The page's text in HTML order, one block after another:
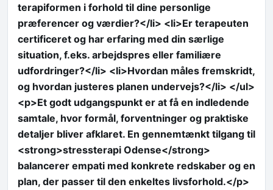
terapiformen i forhold til dine personlige
præferencer og værdier?</li> <li>Er terapeuten
certificeret og har erfaring med din særlige
situation, f.eks. arbejdspres eller familiære
udfordringer?</li> <li>Hvordan måles fremskridt,
og hvordan justeres planen undervejs?</li> </ul>
<p>Et godt udgangspunkt er at få en indledende
samtale, hvor formål, forventninger og praktiske
detaljer bliver afklaret. En gennemtænkt tilgang til
<strong>stressterapi Odense</strong>
balancerer empati med konkrete redskaber og en
plan, der passer til den enkeltes livsforhold.</p>